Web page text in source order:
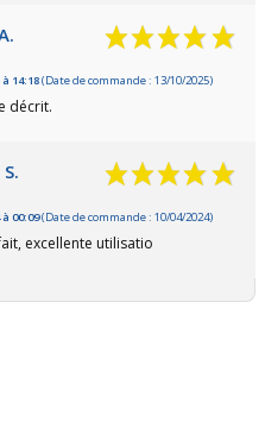
14:18(Date de commande : 13/10/2025)
décrit.
00:09(Date de commande : 10/04/2024)
excellente utilisatio